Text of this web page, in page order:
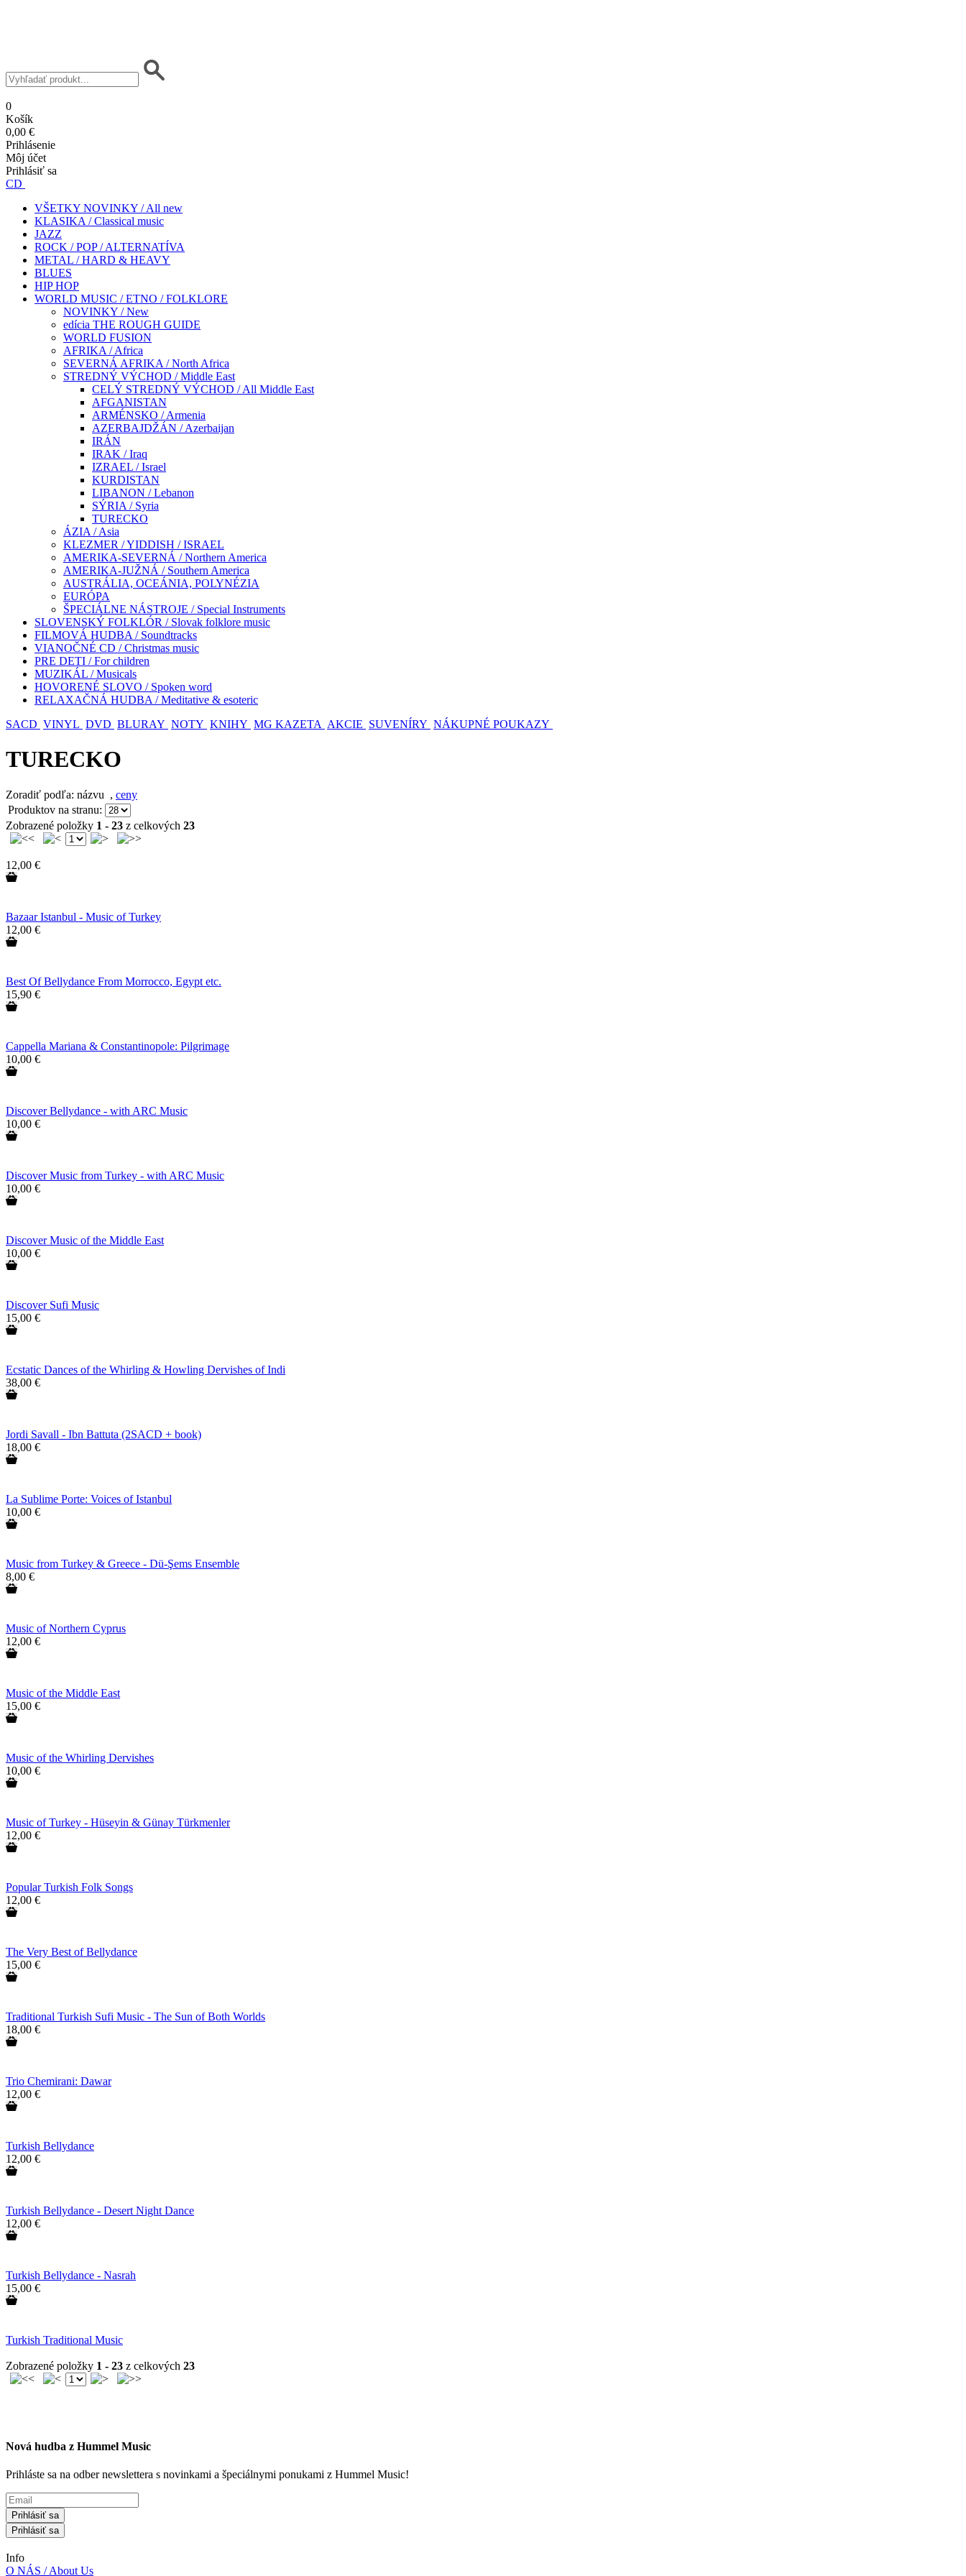
0
Košík
0,00 €
Prihlásenie
Môj účet
Prihlásiť sa
CD
VŠETKY NOVINKY / All new
KLASIKA / Classical music
JAZZ
ROCK / POP / ALTERNATÍVA
METAL / HARD & HEAVY
BLUES
HIP HOP
WORLD MUSIC / ETNO / FOLKLORE
NOVINKY / New
edícia THE ROUGH GUIDE
WORLD FUSION
AFRIKA / Africa
SEVERNÁ AFRIKA / North Africa
STREDNÝ VÝCHOD / Middle East
CELÝ STREDNÝ VÝCHOD / All Middle East
AFGANISTAN
ARMÉNSKO / Armenia
AZERBAJDŽÁN / Azerbaijan
IRÁN
IRAK / Iraq
IZRAEL / Israel
KURDISTAN
LIBANON / Lebanon
SÝRIA / Syria
TURECKO
ÁZIA / Asia
KLEZMER / YIDDISH / ISRAEL
AMERIKA-SEVERNÁ / Northern America
AMERIKA-JUŽNÁ / Southern America
AUSTRÁLIA, OCEÁNIA, POLYNÉZIA
EURÓPA
ŠPECIÁLNE NÁSTROJE / Special Instruments
SLOVENSKÝ FOLKLÓR / Slovak folklore music
FILMOVÁ HUDBA / Soundtracks
VIANOČNÉ CD / Christmas music
PRE DETI / For children
MUZIKÁL / Musicals
HOVORENÉ SLOVO / Spoken word
RELAXAČNÁ HUDBA / Meditative & esoteric
SACD VINYL DVD BLURAY NOTY KNIHY MG KAZETA AKCIE SUVENÍRY NÁKUPNÉ POUKAZY
TURECKO
Zoradiť podľa: názvu , ceny
Produktov na stranu:
Zobrazené položky 1 - 23 z celkových 23
12,00 €
Bazaar Istanbul - Music of Turkey
12,00 €
Best Of Bellydance From Morrocco, Egypt etc.
15,90 €
Cappella Mariana & Constantinopole: Pilgrimage
10,00 €
Discover Bellydance - with ARC Music
10,00 €
Discover Music from Turkey - with ARC Music
10,00 €
Discover Music of the Middle East
10,00 €
Discover Sufi Music
15,00 €
Ecstatic Dances of the Whirling & Howling Dervishes of Indi
38,00 €
Jordi Savall - Ibn Battuta (2SACD + book)
18,00 €
La Sublime Porte: Voices of Istanbul
10,00 €
Music from Turkey & Greece - Dü-Şems Ensemble
8,00 €
Music of Northern Cyprus
12,00 €
Music of the Middle East
15,00 €
Music of the Whirling Dervishes
10,00 €
Music of Turkey - Hüseyin & Günay Türkmenler
12,00 €
Popular Turkish Folk Songs
12,00 €
The Very Best of Bellydance
15,00 €
Traditional Turkish Sufi Music - The Sun of Both Worlds
18,00 €
Trio Chemirani: Dawar
12,00 €
Turkish Bellydance
12,00 €
Turkish Bellydance - Desert Night Dance
12,00 €
Turkish Bellydance - Nasrah
15,00 €
Turkish Traditional Music
Zobrazené položky 1 - 23 z celkových 23
Nová hudba z Hummel Music
Prihláste sa na odber newslettera s novinkami a špeciálnymi ponukami z Hummel Music!
Prihlásiť sa
Prihlásiť sa
Info
O NÁS / About Us